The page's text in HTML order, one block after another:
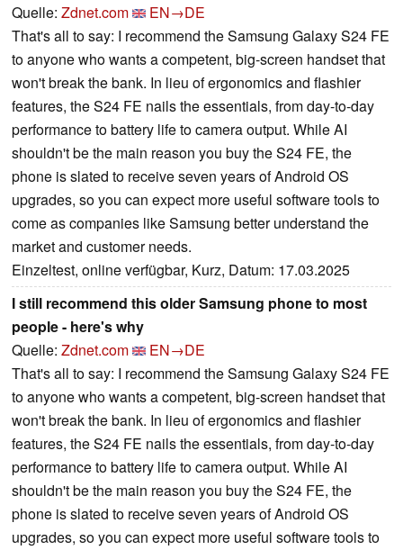
Quelle: Zdnet.com
EN→DE
That's all to say: I recommend the Samsung Galaxy S24 FE
to anyone who wants a competent, big-screen handset that
won't break the bank. In lieu of ergonomics and flashier
features, the S24 FE nails the essentials, from day-to-day
performance to battery life to camera output. While AI
shouldn't be the main reason you buy the S24 FE, the
phone is slated to receive seven years of Android OS
upgrades, so you can expect more useful software tools to
come as companies like Samsung better understand the
market and customer needs.
Einzeltest, online verfügbar, Kurz, Datum: 17.03.2025
I still recommend this older Samsung phone to most
people - here's why
Quelle: Zdnet.com
EN→DE
That's all to say: I recommend the Samsung Galaxy S24 FE
to anyone who wants a competent, big-screen handset that
won't break the bank. In lieu of ergonomics and flashier
features, the S24 FE nails the essentials, from day-to-day
performance to battery life to camera output. While AI
shouldn't be the main reason you buy the S24 FE, the
phone is slated to receive seven years of Android OS
upgrades, so you can expect more useful software tools to